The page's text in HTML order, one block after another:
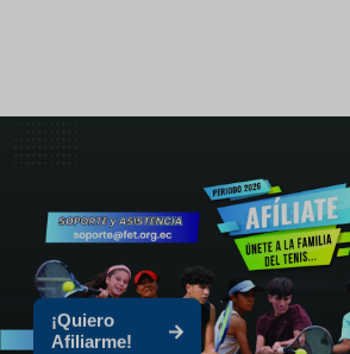
¡Quiero
Afiliarme!